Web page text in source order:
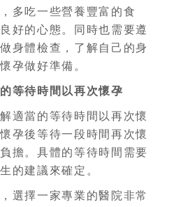
多吃一些營養豐富的食
好的心態。同時也需要遵
身體檢查，了解自己的身
孕做好準備。
等待時間以再次懷孕
適當的等待時間以再次懷
孕後等待一段時間再次懷
擔。具體的等待時間需要
的建議來確定。
選擇一家專業的醫院非常